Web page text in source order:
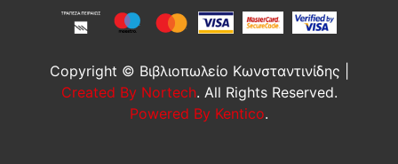
Copyright © Βιβλιοπωλείο Κωνσταντινίδης |
Created By Nortech. All Rights Reserved.
Powered By Kentico.